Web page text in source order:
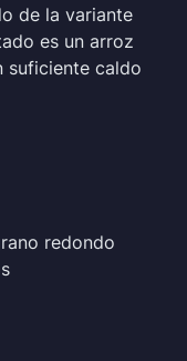
de la variante
es un arroz
suficiente caldo
redondo